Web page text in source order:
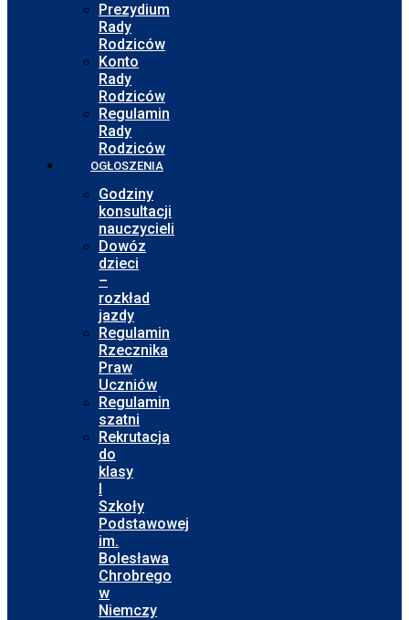
Prezydium
Rady
Rodziców
Konto
Rady
Rodziców
Regulamin
Rady
Rodziców
OGŁOSZENIA
Godziny
konsultacji
nauczycieli
Dowóz
dzieci
–
rozkład
jazdy
Regulamin
Rzecznika
Praw
Uczniów
Regulamin
szatni
Rekrutacja
do
klasy
I
Szkoły
Podstawowej
im.
Bolesława
Chrobrego
w
Niemczy